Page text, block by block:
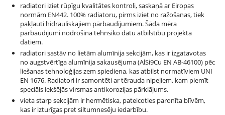
radiatori iziet rūpīgu kvalitātes kontroli, saskaņā ar Eiropas
normām EN442. 100% radiatoru, pirms iziet no ražošanas, tiek
pakļauti hidrauliskajiem pārbaudījumiem. Šāda mēra
pārbaudījumi nodrošina tehnsiko datu atbilstību projekta
datiem.
radiatori sastāv no lietām alumīnija sekcijām, kas ir izgatavotas
no augstvērtīga alumīnija sakausējuma (AlSi9Cu EN AB-46100) pēc
liešanas tehnoloģijas zem spiediena, kas atbilst normatīviem UNI
EN 1676. Radiatori ir samontēti ar tērauda nipeļiem, kam piemīt
speciāls iekšējās virsmas antikorozijas pārklājums.
vieta starp sekcijām ir hermētiska, pateicoties paronīta blīvēm,
kas ir izturīgas pret siltumnesēju iedarbību.